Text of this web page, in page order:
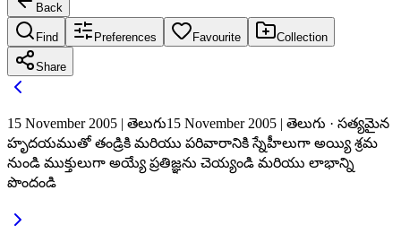
Back
Find Preferences Favourite Collection
Share
15 November 2005 | తెలుగు15 November 2005 | తెలుగు · సత్యమైన
హృదయముతో తండ్రికి మరియు పరివారానికి స్నేహీలుగా అయ్యి శ్రమ
నుండి ముక్తులుగా అయ్యే ప్రతిజ్ఞను చెయ్యండి మరియు లాభాన్ని
పొందండి